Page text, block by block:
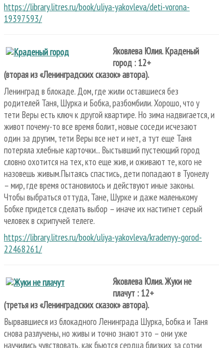
https://library.litres.ru/book/uliya-yakovleva/deti-vorona-
19397593/
Яковлева Юлия. Краденый
город : 12+
(вторая из «Ленинградских сказок» автора).
Ленинград в блокаде. Дом, где жили оставшиеся без
родителей Таня, Шурка и Бобка, разбомбили. Хорошо, что у
тети Веры есть ключ к другой квартире. Но зима надвигается, и
живот почему-то все время болит, новые соседи исчезают
один за другим, тети Веры все нет и нет, а тут еще Таня
потеряла хлебные карточки... Выстывший пустеющий город
словно охотится на тех, кто еще жив, и оживают те, кого не
назовешь живым.Пытаясь спастись, дети попадают в Туонелу
– мир, где время остановилось и действуют иные законы.
Чтобы выбраться оттуда, Тане, Шурке и даже маленькому
Бобке придется сделать выбор – иначе их настигнет серый
человек в скрипучей телеге.
https://library.litres.ru/book/uliya-yakovleva/kradenyy-gorod-
22468261/
Яковлева Юлия. Жуки не
плачут : 12+
(третья из «Ленинградских сказок» автора).
Вырвавшиеся из блокадного Ленинграда Шурка, Бобка и Таня
снова разлучены, но живы и точно знают это – они уже
научились чувствовать, как бьются сердца близких за сотни